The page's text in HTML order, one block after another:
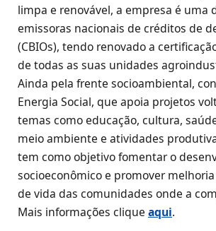
limpa e renovável, a empresa é uma
emissoras nacionais de créditos de
(CBIOs), tendo renovado a
de todas as suas unidades
Ainda pela frente socioambiental,
Energia Social, que apoia projetos
temas como educação, cultura,
meio ambiente e atividades
tem como objetivo fomentar o
socioeconômico e promover
de vida das comunidades onde a
Mais informações clique aqui.